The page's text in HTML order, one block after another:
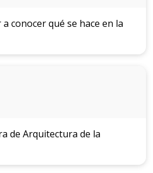
conocer qué se hace en la
de Arquitectura de la